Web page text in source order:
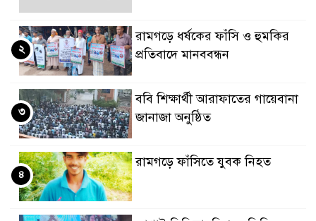
রামগড়ে ধর্ষকের ফাঁসি ও হুমকির
প্রতিবাদে মানববন্ধন
২
ববি শিক্ষার্থী আরাফাতের গায়েবানা
জানাজা অনুষ্ঠিত
৩
রামগড়ে ফাঁসিতে যুবক নিহত
৪